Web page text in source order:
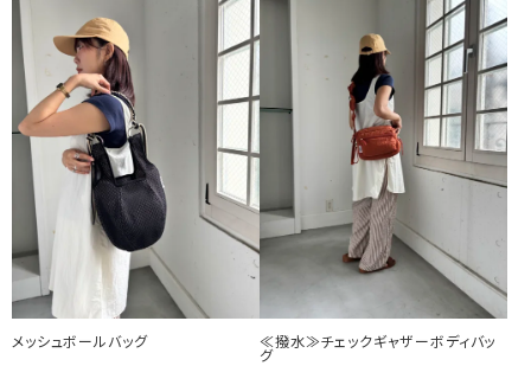
メッシュボールバッグ
≪撥水≫チェックギャザーボディバッ
グ